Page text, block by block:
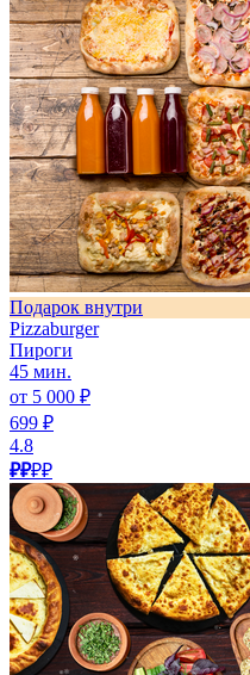
Подарок внутри
Pizzaburger
Пироги
45 мин.
от 5 000 ₽
699 ₽
4.8
₽₽₽₽